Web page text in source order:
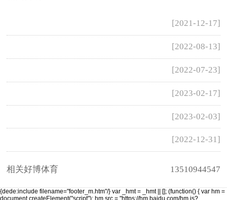
[2021-12-17]
[2022-08-13]
[2022-07-23]
[2023-02-17]
[2023-02-03]
[2022-12-31]
相关好博体育 13510944547
{dede:include filename="footer_m.htm"/} var _hmt = _hmt || []; (function() { var hm =
document.createElement("script"); hm.src = "https://hm.baidu.com/hm.js?